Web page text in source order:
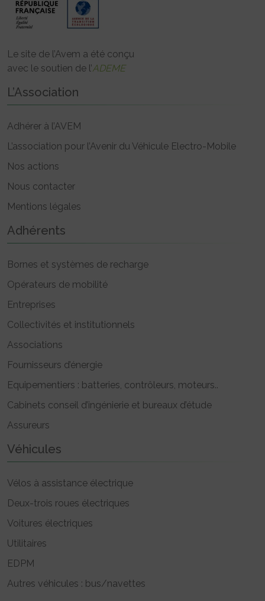
Le site de l’Avem a été conçu
avec le soutien de l’ADEME
L’Association
Adhérer à l’AVEM
L’association pour l’Avenir du Véhicule Electro-Mobile
Nos actions
Nous contacter
Mentions légales
Adhérents
Bornes et systèmes de recharge
Opérateurs de mobilité
Entreprises
Collectivités et institutionnels
Associations
Fournisseurs d’énergie
Equipementiers : batteries, contrôleurs, moteurs..
Cabinets conseil d’ingénierie et bureaux d’étude
Assureurs
Véhicules
Vélos à assistance électrique
Deux-trois roues électriques
Voitures électriques
Utilitaires
EDPM
Autres véhicules : bus/navettes